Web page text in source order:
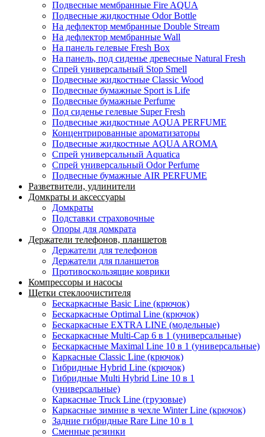
Подвесные мембранные Fire AQUA
Подвесные жидкостные Odor Bottle
На дефлектор мембранные Double Stream
На дефлектор мембранные Wall
На панель гелевые Fresh Box
На панель, под сиденье древесные Natural Fresh
Спрей универсальный Stop Smell
Подвесные жидкостные Classic Wood
Подвесные бумажные Sport is Life
Подвесные бумажные Perfume
Под сиденье гелевые Super Fresh
Подвесные жидкостные AQUA PERFUME
Концентрированные ароматизаторы
Подвесные жидкостные AQUA AROMA
Спрей универсальный Aquatica
Спрей универсальный Odor Perfume
Подвесные бумажные AIR PERFUME
Разветвители, удлинители
Домкраты и аксессуары
Домкраты
Подставки страховочные
Опоры для домкрата
Держатели телефонов, планшетов
Держатели для телефонов
Держатели для планшетов
Противоскользящие коврики
Компрессоры и насосы
Щетки стеклоочистителя
Бескаркасные Basic Line (крючок)
Бескаркасные Optimal Line (крючок)
Бескаркасные EXTRA LINE (модельные)
Бескаркасные Multi-Cap 6 в 1 (универсальные)
Бескаркасные Maximal Line 10 в 1 (универсальные)
Каркасные Classic Line (крючок)
Гибридные Hybrid Line (крючок)
Гибридные Multi Hybrid Line 10 в 1
(универсальные)
Каркасные Truck Line (грузовые)
Каркасные зимние в чехле Winter Line (крючок)
Задние гибридные Rare Line 10 в 1
Сменные резинки